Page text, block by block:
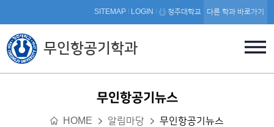
본문 바로가기
무인항공기학과
SITEMAP LOGIN 청주대학교 다른 학과 바로가기
무인항공기뉴스
HOME 알림마당 무인항공기뉴스